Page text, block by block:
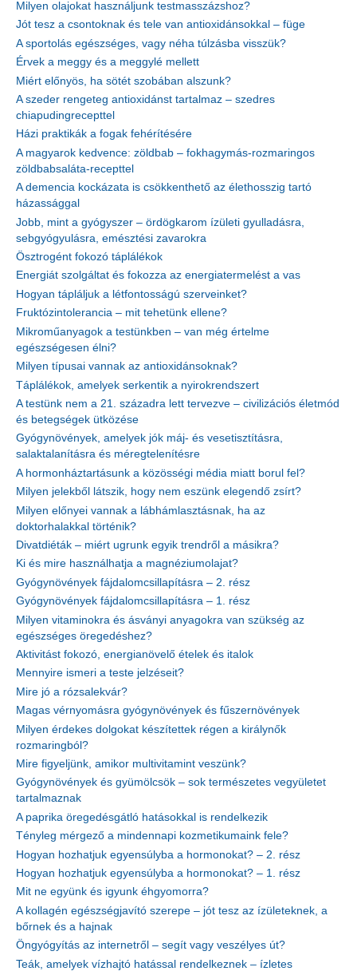
Milyen olajokat használjunk testmasszázshoz?
Jót tesz a csontoknak és tele van antioxidánsokkal – füge
A sportolás egészséges, vagy néha túlzásba visszük?
Érvek a meggy és a meggylé mellett
Miért előnyös, ha sötét szobában alszunk?
A szeder rengeteg antioxidánst tartalmaz – szedres
chiapudingrecepttel
Házi praktikák a fogak fehérítésére
A magyarok kedvence: zöldbab – fokhagymás-rozmaringos
zöldbabsaláta-recepttel
A demencia kockázata is csökkenthető az élethosszig tartó
házassággal
Jobb, mint a gyógyszer – ördögkarom ízületi gyulladásra,
sebgyógyulásra, emésztési zavarokra
Ösztrogént fokozó táplálékok
Energiát szolgáltat és fokozza az energiatermelést a vas
Hogyan tápláljuk a létfontosságú szerveinket?
Fruktózintolerancia – mit tehetünk ellene?
Mikroműanyagok a testünkben – van még értelme
egészségesen élni?
Milyen típusai vannak az antioxidánsoknak?
Táplálékok, amelyek serkentik a nyirokrendszert
A testünk nem a 21. századra lett tervezve – civilizációs életmód
és betegségek ütközése
Gyógynövények, amelyek jók máj- és vesetisztításra,
salaktalanításra és méregtelenítésre
A hormonháztartásunk a közösségi média miatt borul fel?
Milyen jelekből látszik, hogy nem eszünk elegendő zsírt?
Milyen előnyei vannak a lábhámlasztásnak, ha az
doktorhalakkal történik?
Divatdiéták – miért ugrunk egyik trendről a másikra?
Ki és mire használhatja a magnéziumolajat?
Gyógynövények fájdalomcsillapításra – 2. rész
Gyógynövények fájdalomcsillapításra – 1. rész
Milyen vitaminokra és ásványi anyagokra van szükség az
egészséges öregedéshez?
Aktivitást fokozó, energianövelő ételek és italok
Mennyire ismeri a teste jelzéseit?
Mire jó a rózsalekvár?
Magas vérnyomásra gyógynövények és fűszernövények
Milyen érdekes dolgokat készítettek régen a királynők
rozmaringból?
Mire figyeljünk, amikor multivitamint veszünk?
Gyógynövények és gyümölcsök – sok természetes vegyületet
tartalmaznak
A paprika öregedésgátló hatásokkal is rendelkezik
Tényleg mérgező a mindennapi kozmetikumaink fele?
Hogyan hozhatjuk egyensúlyba a hormonokat? – 2. rész
Hogyan hozhatjuk egyensúlyba a hormonokat? – 1. rész
Mit ne együnk és igyunk éhgyomorra?
A kollagén egészségjavító szerepe – jót tesz az ízületeknek, a
bőrnek és a hajnak
Öngyógyítás az internetről – segít vagy veszélyes út?
Teák, amelyek vízhajtó hatással rendelkeznek – ízletes